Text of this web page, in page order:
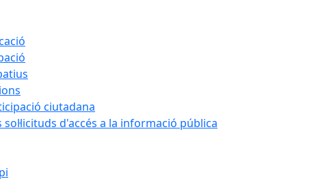
ciutadana
sol·licituds d'accés a la informació pública